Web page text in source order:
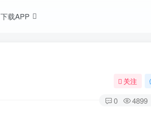
下载APP
关注
0 4899